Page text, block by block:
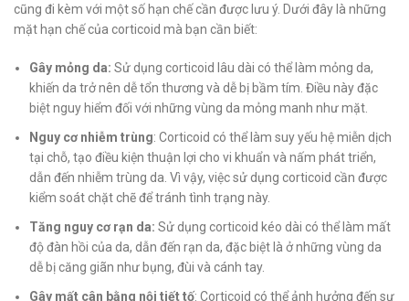
cũng đi kèm với một số hạn chế cần được lưu ý. Dưới đây là những
mặt hạn chế của corticoid mà bạn cần biết:
Gây mỏng da: Sử dụng corticoid lâu dài có thể làm mỏng da,
khiến da trở nên dễ tổn thương và dễ bị bầm tím. Điều này đặc
biệt nguy hiểm đối với những vùng da mỏng manh như mặt.
Nguy cơ nhiễm trùng: Corticoid có thể làm suy yếu hệ miễn dịch
tại chỗ, tạo điều kiện thuận lợi cho vi khuẩn và nấm phát triển,
dẫn đến nhiễm trùng da. Vì vậy, việc sử dụng corticoid cần được
kiểm soát chặt chẽ để tránh tình trạng này.
Tăng nguy cơ rạn da: Sử dụng corticoid kéo dài có thể làm mất
độ đàn hồi của da, dẫn đến rạn da, đặc biệt là ở những vùng da
dễ bị căng giãn như bụng, đùi và cánh tay.
Gây mất cân bằng nội tiết tố: Corticoid có thể ảnh hưởng đến sự